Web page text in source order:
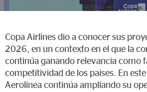
Copa Airlines dio a conocer sus
2026, en un contexto en el que la
continúa ganando relevancia como
competitividad de los países. En
Aerolínea continúa ampliando su